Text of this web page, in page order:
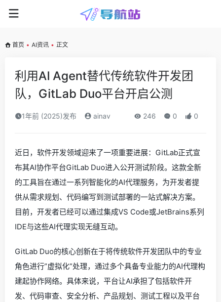
首页 • AI资讯 • 正文
利用AI Agent替代传统软件开发团
队，GitLab Duo平台开启公测
1年前 (2025)发布 ainav 246 0 0
近日，软件开发领域迎来了一项重要进展：GitLab正式宣
布其AI协作平台GitLab Duo进入公开测试阶段。这款全新
的工具旨在通过一系列智能化的AI代理服务，为开发者提
供从需求规划、代码编写到测试部署的一站式解决方案。
目前，开发者已经可以通过集成VS Code或JetBrains系列
IDE与这些AI代理实现无缝互动。
GitLab Duo的核心创新在于将传统软件开发团队中的专业
角色进行”虚拟化”处理，通过多个具备专业能力的AI代理构
建起协作网络。具体来说，平台让AI承担了包括软件开
发、代码审查、安全分析、产品规划、测试工程以及平台